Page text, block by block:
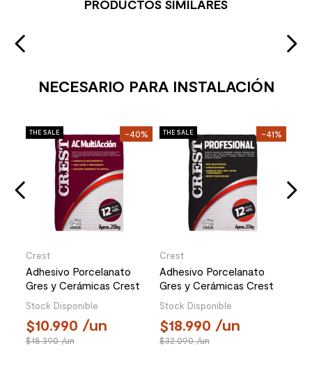
PRODUCTOS SIMILARES
NECESARIO PARA INSTALACIÓN
THE SALE -40%
Crest
Adhesivo Porcelanato
Gres y Cerámicas Crest
AC Multiacción Gris 20 Kg
Stock Disponible
10.990 /un
18.390/un
THE SALE -41%
Crest
Adhesivo Porcelanato
Gres y Cerámicas Crest
Profesional Gris 20 Kg
Stock Disponible
18.990 /un
32.090/un